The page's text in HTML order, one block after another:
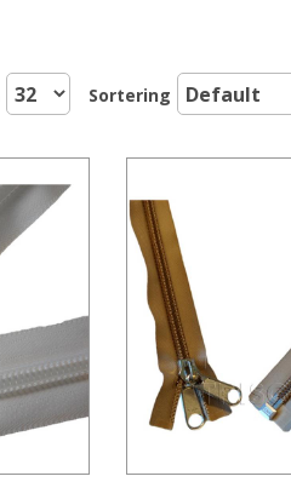
Sortering